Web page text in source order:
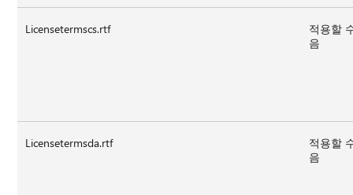
Licensetermscs.rtf
적용할
음
Licensetermsda.rtf
적용할
음